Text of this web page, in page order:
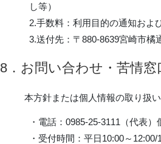
し等）
2.手数料：利用目的の通知およ
3.送付先：〒880-8639宮崎市橘
8．お問い合わせ・苦情窓
本方針または個人情報の取り扱
・電話：0985-25-3111（代表）
・受付時間：平日10:00～